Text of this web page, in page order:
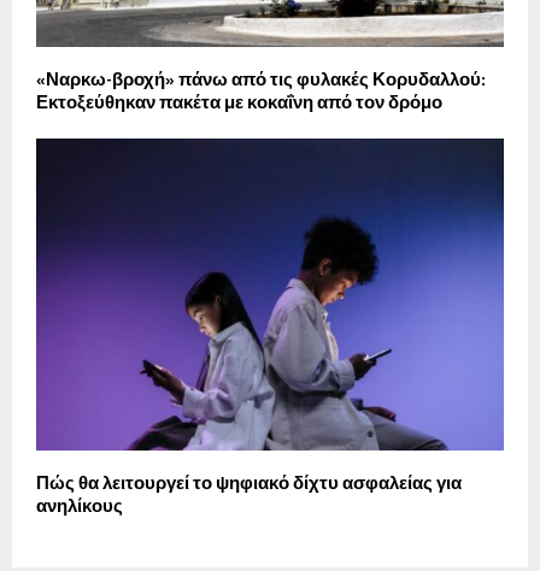
«Ναρκω-βροχή» πάνω από τις φυλακές Κορυδαλλού:
Εκτοξεύθηκαν πακέτα με κοκαΐνη από τον δρόμο
Πώς θα λειτουργεί το ψηφιακό δίχτυ ασφαλείας για
ανηλίκους